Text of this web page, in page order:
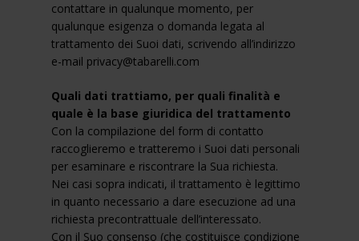
contattare in qualunque momento, per
qualunque esigenza o domanda legata al
trattamento dei Suoi dati, scrivendo all’indirizzo
e-mail privacy@tabarelli.com
Quali dati trattiamo, per quali finalità e
quale è la base giuridica del trattamento
Con la compilazione del form di contatto
raccoglieremo e tratteremo i Suoi dati personali
per esaminare e riscontrare la Sua richiesta.
Nei casi sopra indicati, il trattamento è legittimo
in quanto necessario a dare esecuzione ad una
richiesta precontrattuale dell’interessato.
Con il Suo consenso (che costituisce condizione